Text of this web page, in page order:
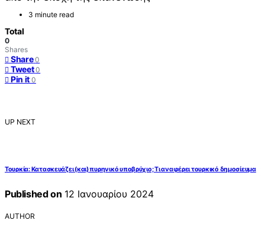
3 minute read
Total
0
Shares
Share 0
Tweet 0
Pin it 0
UP NEXT
Τουρκία: Κατασκευάζει (και) πυρηνικό υποβρύχιο; Τι αναφέρει τουρκικό δημοσίευμα
Published on 12 Ιανουαρίου 2024
AUTHOR